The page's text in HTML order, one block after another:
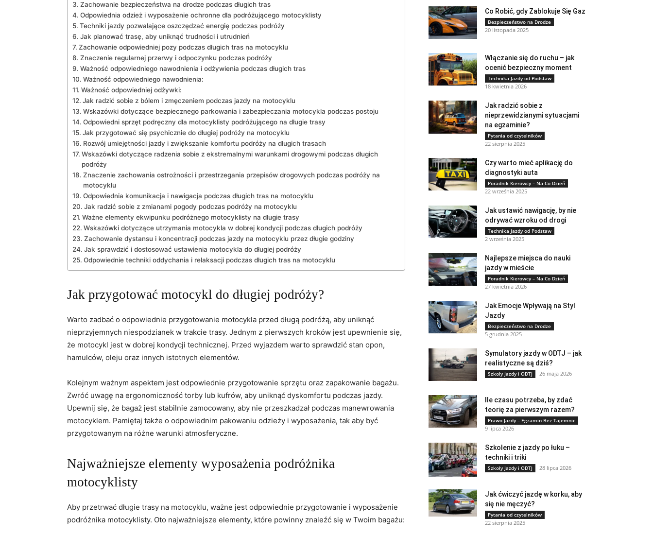
Zachowanie bezpieczeństwa​ na‍ drodze ⁤podczas długich tras
Odpowiednia odzież i wyposażenie ochronne dla podróżującego⁢ motocyklisty
Techniki jazdy pozwalające oszczędzać energię ‍podczas‍ podróży
Jak planować ⁣trasę, aby uniknąć trudności i utrudnień
Zachowanie odpowiedniej pozy podczas długich tras na motocyklu
Znaczenie regularnej przerwy i odpoczynku podczas podróży
Ważność ⁢odpowiedniego ⁣nawodnienia i⁢ odżywienia podczas długich tras
Ważność odpowiedniego nawodnienia:
Ważność odpowiedniej odżywki:
Jak radzić sobie z bólem i zmęczeniem podczas jazdy na motocyklu
Wskazówki dotyczące ‍bezpiecznego ‍parkowania i zabezpieczania motocykla podczas postoju
Odpowiedni sprzęt podręczny dla motocyklisty podróżującego na długie trasy
Jak przygotować się psychicznie do długiej podróży na motocyklu
Rozwój umiejętności jazdy i‌ zwiększanie komfortu ⁤podróży na długich‍ trasach
Wskazówki dotyczące radzenia sobie z ekstremalnymi warunkami drogowymi ​podczas długich
podróży
Znaczenie zachowania ostrożności i przestrzegania przepisów drogowych ‌podczas podróży na
motocyklu
Odpowiednia komunikacja i nawigacja podczas długich tras na ‍motocyklu
Jak radzić sobie z zmianami⁤ pogody podczas podróży na motocyklu
Ważne elementy ekwipunku podróżnego motocyklisty na długie ‌trasy
Wskazówki dotyczące utrzymania motocykla w dobrej kondycji‍ podczas długich podróży
Zachowanie dystansu i⁣ koncentracji podczas jazdy na motocyklu przez⁢ długie ⁤godziny
Jak sprawdzić i dostosować ustawienia motocykla do ‌długiej podróży
Odpowiednie techniki ⁤oddychania i⁣ relaksacji podczas długich tras​ na motocyklu
Jak przygotować motocykl do długiej podróży?
Warto zadbać o odpowiednie ⁤przygotowanie motocykla przed długą podróżą, aby uniknąć
nieprzyjemnych niespodzianek⁤ w trakcie trasy. Jednym⁣ z pierwszych ⁤kroków jest upewnienie się,
że motocykl jest w⁤ dobrej kondycji technicznej. ‌Przed wyjazdem warto sprawdzić​ stan opon,
hamulców, oleju ⁣oraz innych istotnych elementów.
Kolejnym⁤ ważnym ​aspektem jest odpowiednie przygotowanie sprzętu oraz zapakowanie ⁣bagażu.
Zwróć uwagę na ergonomiczność torby lub kufrów,‍ aby uniknąć dyskomfortu podczas jazdy.
Upewnij się, że bagaż ‌jest stabilnie zamocowany, aby⁢ nie przeszkadzał ‍podczas manewrowania
motocyklem. ​Pamiętaj także⁣ o ‍odpowiednim pakowaniu odzieży i⁤ wyposażenia, tak⁣ aby być
przygotowanym na różne warunki​ atmosferyczne.
Najważniejsze ​elementy wyposażenia podróżnika
motocyklisty
Aby przetrwać długie ⁣trasy ⁢na⁢ motocyklu, ważne jest odpowiednie przygotowanie‌ i‍ wyposażenie
podróżnika motocyklisty. Oto najważniejsze elementy, które⁢ powinny⁤ znaleźć ‌się w Twoim bagażu:
Co Robić, gdy Zablokuje Się Gaz
Bezpieczeństwo na Drodze
20 listopada 2025
Włączanie się do ruchu – jak
ocenić bezpieczny moment
Technika Jazdy od Podstaw
18 kwietnia 2026
Jak radzić sobie z
nieprzewidzianymi sytuacjami
na egzaminie?
Pytania od czytelników
22 sierpnia 2025
Czy warto mieć aplikację do
diagnostyki auta
Poradnik Kierowcy – Na Co Dzień
22 września 2025
Jak ustawić nawigację, by nie
odrywać wzroku od drogi
Technika Jazdy od Podstaw
2 września 2025
Najlepsze miejsca do nauki
jazdy w mieście
Poradnik Kierowcy – Na Co Dzień
27 kwietnia 2026
Jak Emocje Wpływają na Styl
Jazdy
Bezpieczeństwo na Drodze
5 grudnia 2025
Symulatory jazdy w ODTJ – jak
realistyczne są dziś?
Szkoły Jazdy i ODTJ 26 maja 2026
Ile czasu potrzeba, by zdać
teorię za pierwszym razem?
Prawo Jazdy – Egzamin Bez Tajemnic
9 lipca 2026
Szkolenie z jazdy po łuku –
techniki i triki
Szkoły Jazdy i ODTJ 28 lipca 2026
Jak ćwiczyć jazdę w korku, aby
się nie męczyć?
Pytania od czytelników
22 sierpnia 2025